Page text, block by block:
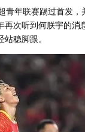
青年联赛踢过首发
次听到何朕宇的
稳脚跟。